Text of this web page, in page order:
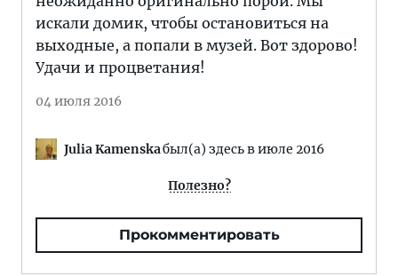
искали домик, чтобы остановиться на
выходные, а попали в музей. Вот здорово!
Удачи и процветания!
04 июля 2016
Julia Kamenskaбыл(а) здесь в июле 2016
Полезно?
Прокомментировать